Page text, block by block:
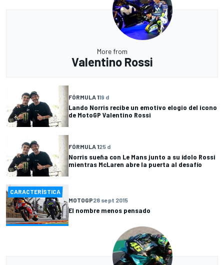
More from
Valentino Rossi
FÓRMULA 119 d
Lando Norris recibe un emotivo elogio del icono
de MotoGP Valentino Rossi
FÓRMULA 125 d
Norris sueña con Le Mans junto a su ídolo Rossi
mientras McLaren abre la puerta al desafío
CARACTERÍSTICA
MOTOGP28 sept 2015
El nombre menos pensado